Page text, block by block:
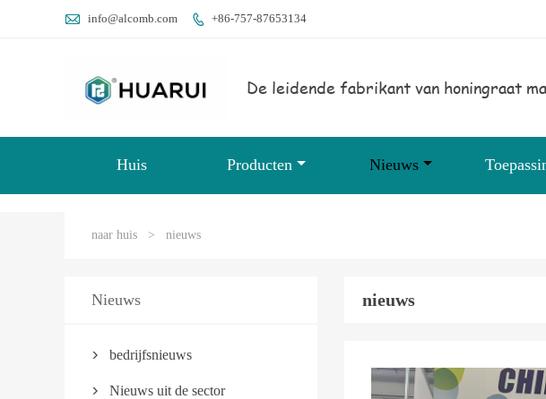
 info@alcomb.com  +86-757-87653134
De leidende fabrikant van honingraat
Huis Producten Nieuws
naar huis > nieuws
nieuws
Nieuws
 bedrijfsnieuws
 Nieuws uit de sector